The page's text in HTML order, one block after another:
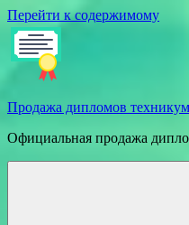
Перейти к содержимому
Продажа дипломов
Официальная продажа